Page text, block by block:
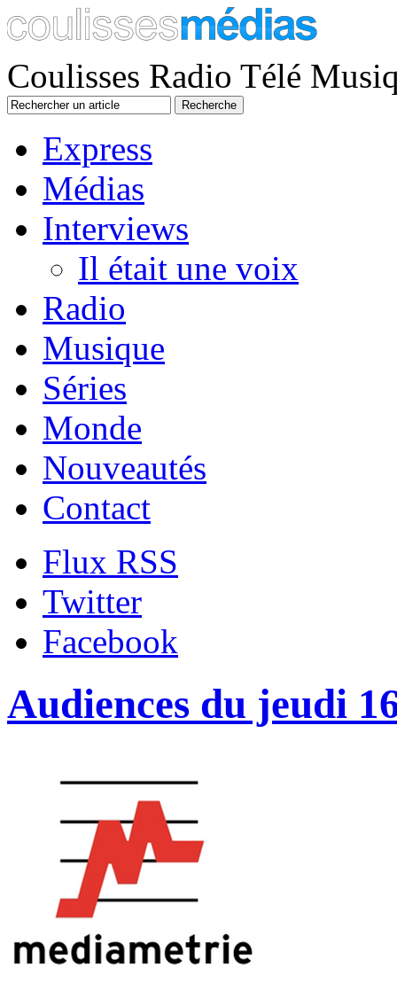
Coulisses Radio Télé
Express
Médias
Interviews
Il était une voix
Radio
Musique
Séries
Monde
Nouveautés
Contact
Flux RSS
Twitter
Facebook
Audiences du jeudi